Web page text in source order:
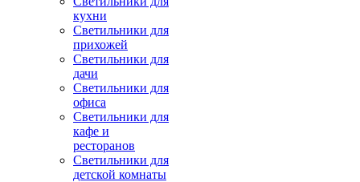
кухни
Светильники для
прихожей
Светильники для
дачи
Светильники для
офиса
Светильники для
кафе и
ресторанов
Светильники для
детской комнаты